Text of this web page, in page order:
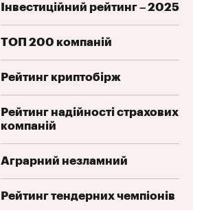
Інвестиційний рейтинг – 2025
ТОП 200 компаній
Рейтинг криптобірж
Рейтинг надійності страхових
компаній
Аграрний незламний
Рейтинг тендерних чемпіонів